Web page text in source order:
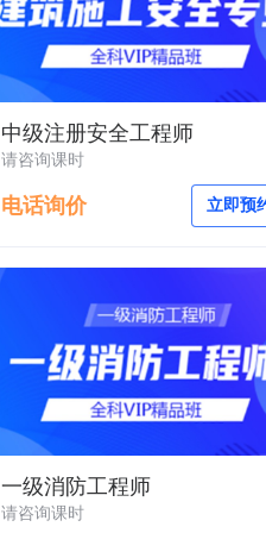
中级注册安全工程师
请咨询课时
电话询价 立即预
一级消防工程师
请咨询课时